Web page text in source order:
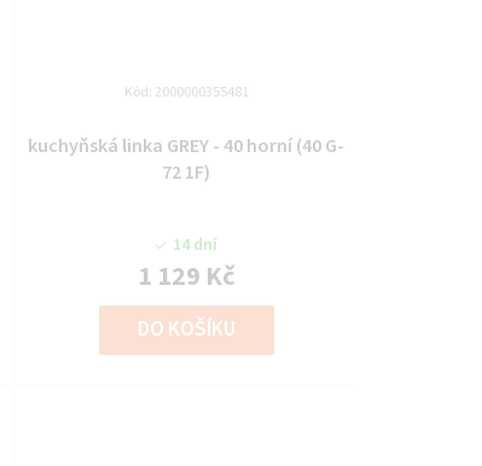
kuchyňská linka GREY - 40 horní (40 G-
72 1F)
14 dní
1 129 Kč
DO KOŠÍKU
Kód: 2000000355481